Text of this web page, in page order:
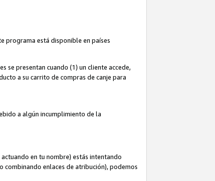
programa está disponible en países
se presentan cuando (1) un cliente accede,
a su carrito de compras de canje para
a algún incumplimiento de la
en tu nombre) estás intentando
enlaces de atribución), podemos